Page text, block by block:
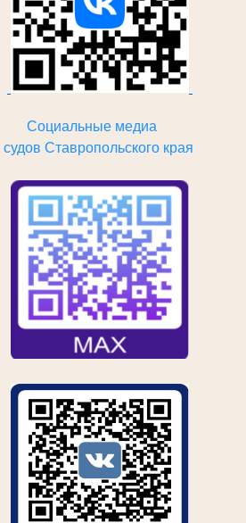
Социальные медиа
судов Ставропольского края